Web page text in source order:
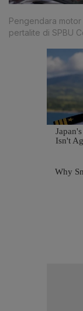
Pengendara
pertalite di SPBU